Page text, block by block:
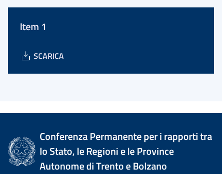
Item 1
SCARICA
Conferenza Permanente per i rapporti tra
lo Stato, le Regioni e le Province
Autonome di Trento e Bolzano